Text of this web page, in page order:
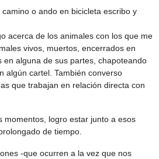
o ando en bicicleta escribo y
acerca de los animales con los que me
vivos, muertos, encerrados en
en alguna de sus partes, chapoteando
algún cartel. También converso
que trabajan en relación directa con
momentos, logro estar junto a esos
de tiempo.
-que ocurren a la vez que nos